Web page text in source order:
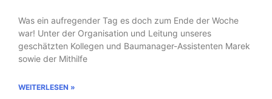
Was ein aufregender Tag es doch zum Ende der Woche
war! Unter der Organisation und Leitung unseres
geschätzten Kollegen und Baumanager-Assistenten Marek
sowie der Mithilfe
WEITERLESEN »